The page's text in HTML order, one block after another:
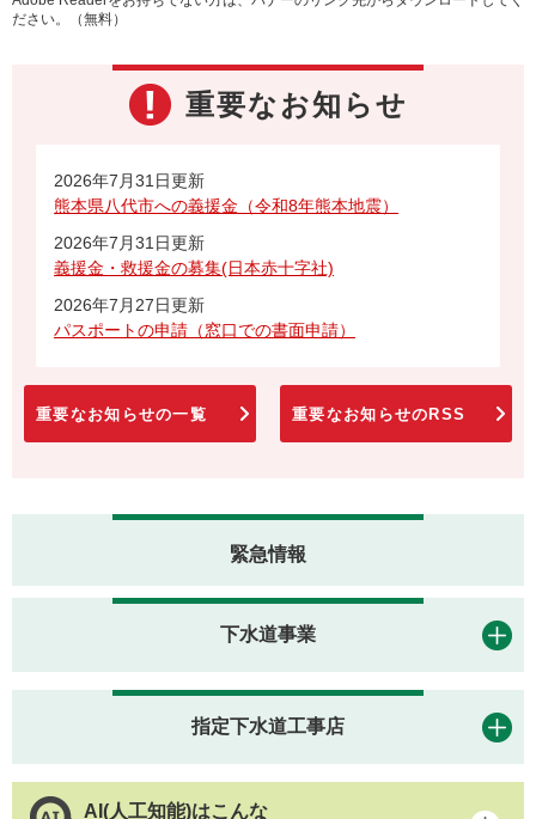
ださい。（無料）
重要なお知らせ
2026年7月31日更新
熊本県八代市への義援金（令和8年熊本地震）
2026年7月31日更新
義援金・救援金の募集(日本赤十字社)
2026年7月27日更新
パスポートの申請（窓口での書面申請）
重要なお知らせの一覧 重要なお知らせのRSS
緊急情報
下水道事業
指定下水道工事店
AI(人工知能)はこんな